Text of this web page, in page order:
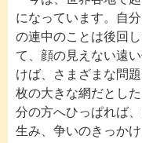
になっています。自
の連中のことは後回
て、顔の見えない遠
けば、さまざまな問
枚の大きな網だとし
分の方へひっぱれば
生み、争いのきっかけ